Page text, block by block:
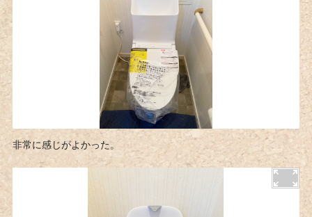
非常に感じがよかった。